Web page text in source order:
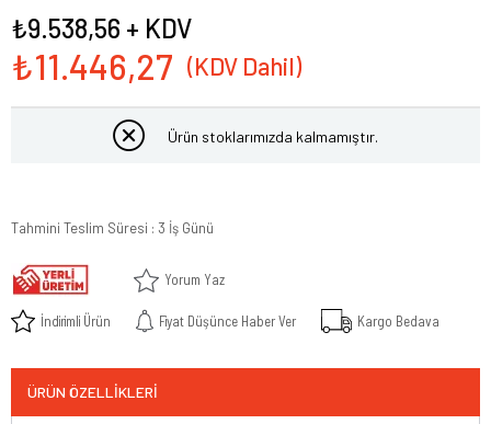
₺11.446,27
₺9.538,56 + KDV
Ürün stoklarımızda kalmamıştır.
Tahmini Teslim Süresi : 3 İş Günü
Yorum Yaz
İndirimli Ürün Fiyat Düşünce Haber Ver Kargo Bedava
ÜRÜN ÖZELLIKLERI